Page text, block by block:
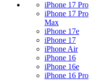
iPhone 17 Pro
iPhone 17 Pro
Max
iPhone 17e
iPhone 17
iPhone Air
iPhone 16
iPhone 16e
iPhone 16 Pro